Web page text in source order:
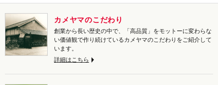
カメヤマのこだわり
創業から長い歴史の中で、「高品質」をモットーに変わらな
い価値観で作り続けているカメヤマのこだわりをご紹介して
います。
詳細はこちら